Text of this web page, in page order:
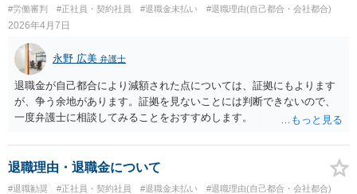
#労働審判 #正社員・契約社員 #退職金未払い #退職理由(自己都合・会社都合)
2026年4月7日
永野 広美 弁護士
退職金が自己都合により減額された点については、証拠にもよります
が、争う余地があります。証拠を見ないことには判断できないので、
一度弁護士に相談してみることをおすすめします。
退職理由・退職金について
#退職勧奨 #正社員・契約社員 #退職金未払い #退職理由(自己都合・会社都合)